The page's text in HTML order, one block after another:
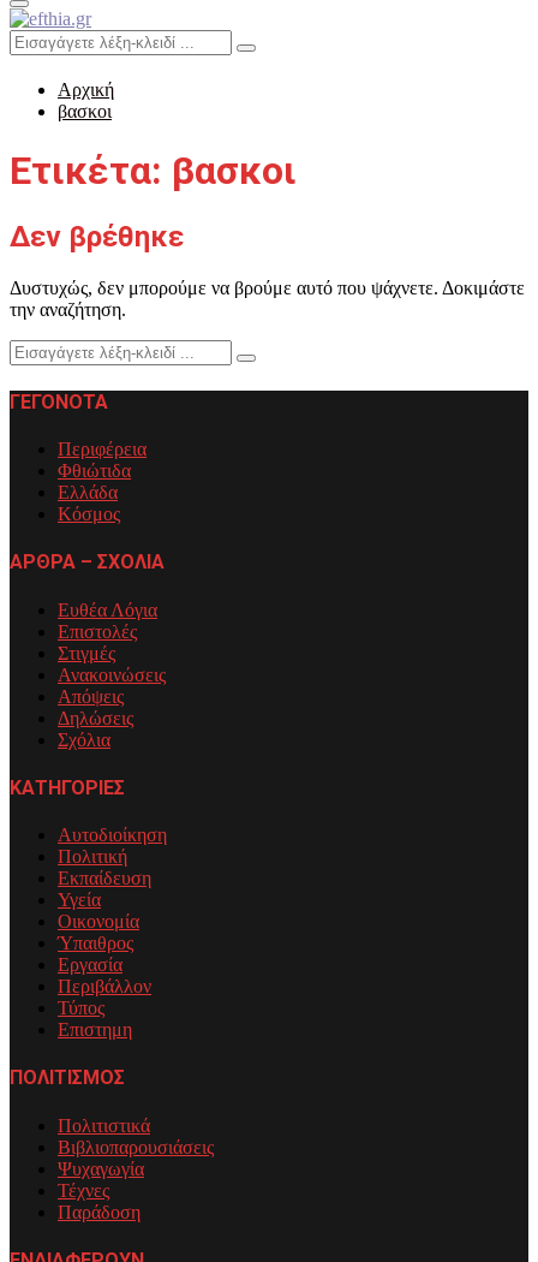
Primary
Menu
Search
for:
Search
Αρχική
βασκοι
Ετικέτα: βασκοι
Δεν βρέθηκε
Δυστυχώς, δεν μπορούμε να βρούμε αυτό που ψάχνετε. Δοκιμάστε
την αναζήτηση.
Search
for:
Search
ΓΕΓΟΝΟΤΑ
Περιφέρεια
Φθιώτιδα
Ελλάδα
Κόσμος
ΑΡΘΡΑ – ΣΧΟΛΙΑ
Ευθέα Λόγια
Επιστολές
Στιγμές
Ανακοινώσεις
Απόψεις
Δηλώσεις
Σχόλια
ΚΑΤΗΓΟΡΙΕΣ
Αυτοδιοίκηση
Πολιτική
Εκπαίδευση
Υγεία
Οικονομία
Ύπαιθρος
Εργασία
Περιβάλλον
Τύπος
Επιστημη
ΠΟΛΙΤΙΣΜΟΣ
Πολιτιστικά
Βιβλιοπαρουσιάσεις
Ψυχαγωγία
Τέχνες
Παράδοση